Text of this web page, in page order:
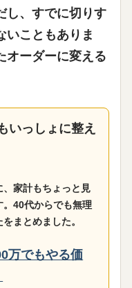
し、すでに切りす
いこともありま
オーダーに変える
いっしょに整え
家計もちょっと見
40代からでも無理
まとめました。
万でもやる価